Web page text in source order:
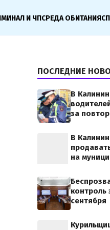
И ЧПСРЕДА ОБИТАНИЯ
ПОСЛЕДНИЕ
В
за
В
на
контроль
сентября